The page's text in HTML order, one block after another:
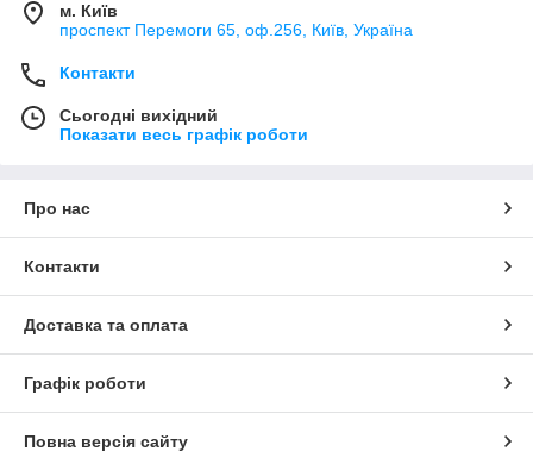
м. Київ
проспект Перемоги 65, оф.256, Київ, Україна
Контакти
Сьогодні вихідний
Показати весь графік роботи
Про нас
Контакти
Доставка та оплата
Графік роботи
Повна версія сайту